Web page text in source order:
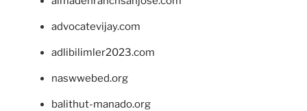
advocatevijay.com
adlibilimler2023.com
naswwebed.org
balithut-manado.org